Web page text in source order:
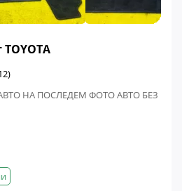
НА ПОСЛЕДЕМ ФОТО АВТО БЕЗ